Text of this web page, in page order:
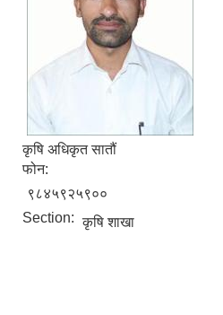
कृषि अधिकृत सातौं
फोन:
९८४५९२५९००
Section: कृषि शाखा